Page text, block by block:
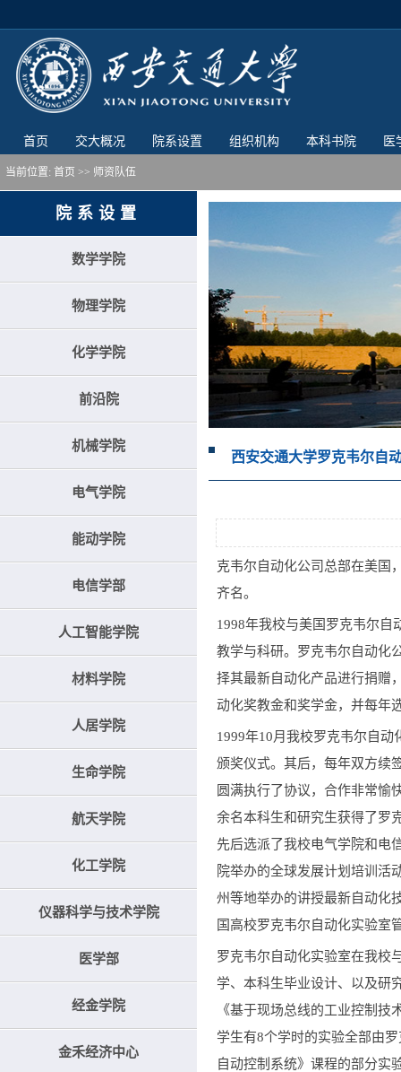
首页 交大概况 院系设置 组织机构 本科书院 医
当前位置: 首页 >> 师资队伍
院系设置
数学学院
物理学院
化学学院
前沿院
机械学院
电气学院
能动学院
电信学部
人工智能学院
材料学院
人居学院
生命学院
航天学院
化工学院
仪器科学与技术学院
医学部
经金学院
金禾经济中心
西安交通大学罗克韦尔自
克韦尔自动化公司总部在美国
齐名。
1998年我校与美国罗克韦尔自
教学与科研。罗克韦尔自动化
择其最新自动化产品进行捐赠
动化奖教金和奖学金，并每年
1999年10月我校罗克韦尔自
颁奖仪式。其后，每年双方续
圆满执行了协议，合作非常愉
余名本科生和研究生获得了罗
先后选派了我校电气学院和电
院举办的全球发展计划培训活
州等地举办的讲授最新自动化
国高校罗克韦尔自动化实验室
罗克韦尔自动化实验室在我校
学、本科生毕业设计、以及研
《基于现场总线的工业控制
学生有8个学时的实验全部由
自动控制系统》课程的部分实